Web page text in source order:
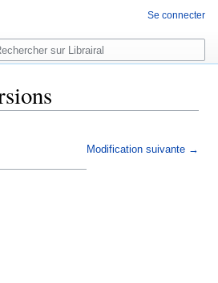
Modification suivante →
Se connecter